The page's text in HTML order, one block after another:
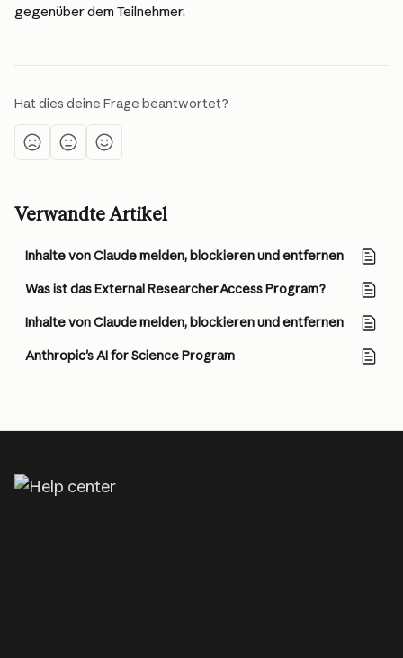
gegenüber dem Teilnehmer.
Hat dies deine Frage beantwortet?
Verwandte Artikel
Inhalte von Claude melden, blockieren und entfernen
Was ist das External Researcher Access Program?
Inhalte von Claude melden, blockieren und entfernen
Anthropic's AI for Science Program